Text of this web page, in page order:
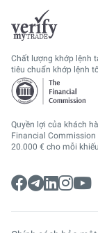
Chất lượng khớp lệnh
tiêu chuẩn khớp lệnh
Quyền lợi của khách
Financial Commission
20.000 € cho mỗi